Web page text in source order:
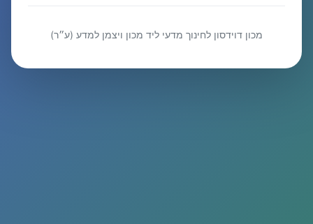
מכון דוידסון לחינוך מדעי ליד מכון ויצמן למדע (ע״ר)